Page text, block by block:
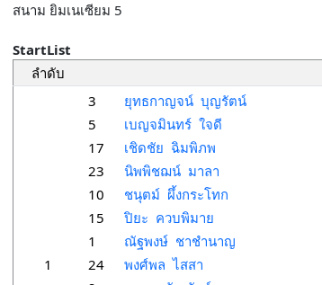
สนาม ยิมเนเซียม 5
StartList
ลำดับ
1
3
ยุทธกาญจน์ บุญรัตน์
5
เบญจมินทร์ ใจดี
17
เชิดชัย ฉิมพิภพ
23
นิพพิชฌน์ มาลา
10
ชนุตม์ ผึ้งกระโทก
15
ปิยะ ควบพิมาย
1
ณัฐพงษ์ ชาชำนาญ
24
พงศ์พล ไสสา